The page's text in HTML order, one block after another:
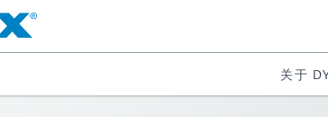
关于